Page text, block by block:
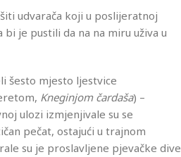
udvarača koji u poslijeratnoj
je pustili da na na miru uživa u
šesto mjesto ljestvice
Kneginjom čardaša) –
ulozi izmjenjivale su se
pečat, ostajući u trajnom
su je proslavljene pjevačke dive